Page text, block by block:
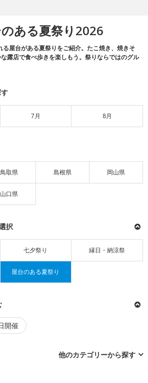
ある夏祭り2026
屋台がある夏祭りをご紹介。たこ焼き、焼きそ
露店で食べ歩きを楽しもう。祭りならではのグル
7月 8月
鳥取県 島根県 岡山県
山口県
択
七夕祭り 縁日・納涼祭
屋台のある夏祭り
開催
他のカテゴリーから探す